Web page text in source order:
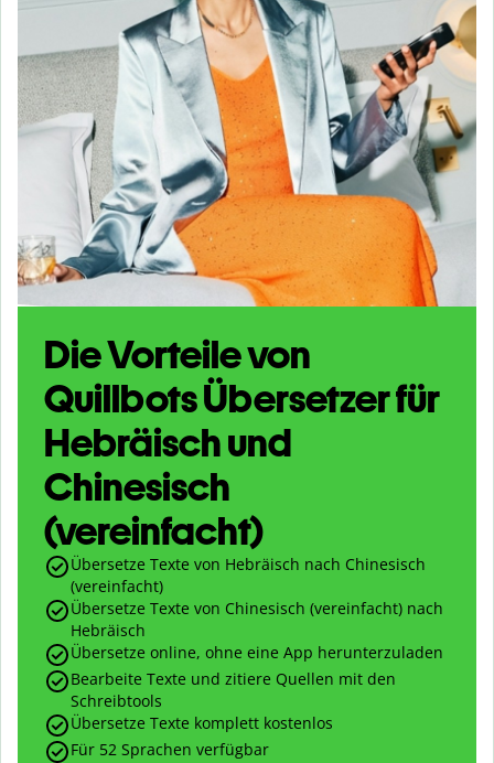
Die Vorteile von
Quillbots Übersetzer für
Hebräisch und
Chinesisch
(vereinfacht)
Übersetze Texte von Hebräisch nach Chinesisch
(vereinfacht)
Übersetze Texte von Chinesisch (vereinfacht) nach
Hebräisch
Übersetze online, ohne eine App herunterzuladen
Bearbeite Texte und zitiere Quellen mit den
Schreibtools
Übersetze Texte komplett kostenlos
Für 52 Sprachen verfügbar